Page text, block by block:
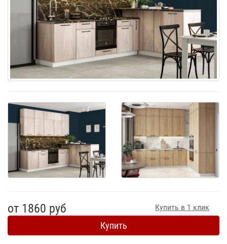
Купить в 1 клик
от 1860 руб
Купить